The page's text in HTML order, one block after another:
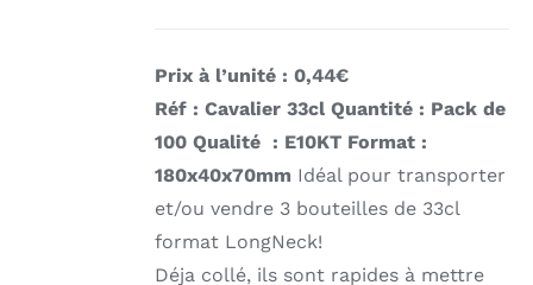
Prix à l’unité : 0,44€
Réf : Cavalier 33clQuantité : Pack de
100 Qualité : E10KT Format :
180x40x70mm Idéal pour transporter
et/ou vendre 3 bouteilles de 33cl
format LongNeck!
Déja collé, ils sont rapides à mettre